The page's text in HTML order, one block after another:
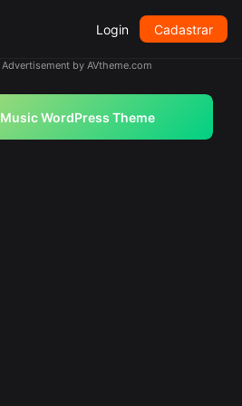
Login Cadastrar
Advertisement by AVtheme.com
Music WordPress Theme